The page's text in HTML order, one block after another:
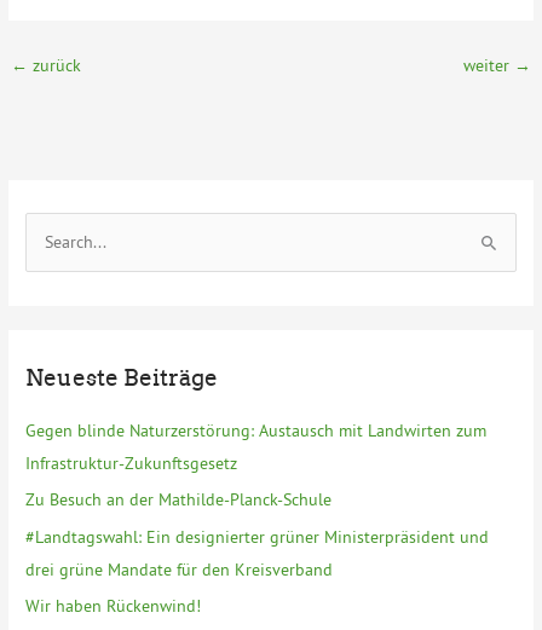
← zurück weiter →
n
n
a
c
Neueste Beiträge
Gegen blinde Naturzerstörung: Austausch mit Landwirten zum
Infrastruktur-Zukunftsgesetz
Zu Besuch an der Mathilde-Planck-Schule
#Landtagswahl: Ein designierter grüner Ministerpräsident und
drei grüne Mandate für den Kreisverband
Wir haben Rückenwind!